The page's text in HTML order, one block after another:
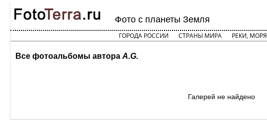
Фото с планеты Земля
ГОРОДА РОССИИ СТРАНЫ МИРА РЕКИ, МОРЯ
Все фотоальбомы автора A.G.
Галерей не найдено